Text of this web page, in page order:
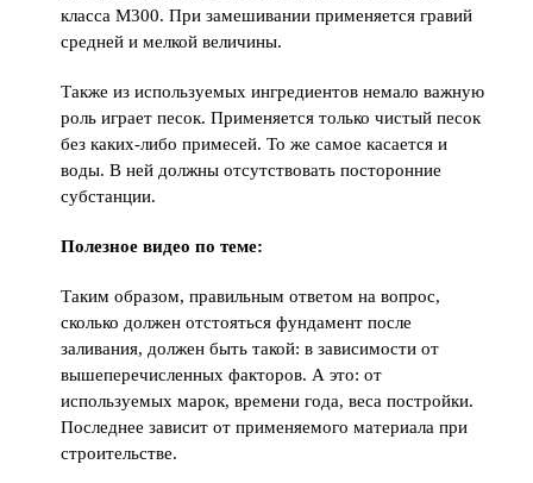
класса М300. При замешивании применяется гравий
средней и мелкой величины.
Также из используемых ингредиентов немало важную
роль играет песок. Применяется только чистый песок
без каких-либо примесей. То же самое касается и
воды. В ней должны отсутствовать посторонние
субстанции.
Полезное видео по теме:
Таким образом, правильным ответом на вопрос,
сколько должен отстояться фундамент после
заливания, должен быть такой: в зависимости от
вышеперечисленных факторов. А это: от
используемых марок, времени года, веса постройки.
Последнее зависит от применяемого материала при
строительстве.